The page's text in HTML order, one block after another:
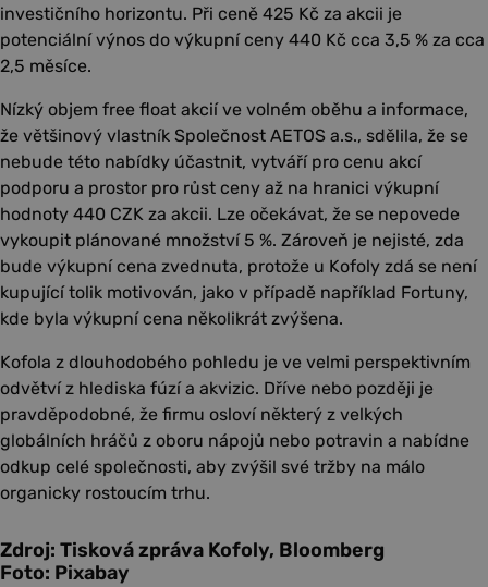
investičního horizontu. Při ceně 425 Kč za akcii je
potenciální výnos do výkupní ceny 440 Kč cca 3,5 % za cca
2,5 měsíce.
Nízký objem free float akcií ve volném oběhu a informace,
že většinový vlastník Společnost AETOS a.s., sdělila, že se
nebude této nabídky účastnit, vytváří pro cenu akcí
podporu a prostor pro růst ceny až na hranici výkupní
hodnoty 440 CZK za akcii. Lze očekávat, že se nepovede
vykoupit plánované množství 5 %. Zároveň je nejisté, zda
bude výkupní cena zvednuta, protože u Kofoly zdá se není
kupující tolik motivován, jako v případě například Fortuny,
kde byla výkupní cena několikrát zvýšena.
Kofola z dlouhodobého pohledu je ve velmi perspektivním
odvětví z hlediska fúzí a akvizic. Dříve nebo později je
pravděpodobné, že firmu osloví některý z velkých
globálních hráčů z oboru nápojů nebo potravin a nabídne
odkup celé společnosti, aby zvýšil své tržby na málo
organicky rostoucím trhu.
Zdroj: Tisková zpráva Kofoly, Bloomberg
Foto: Pixabay